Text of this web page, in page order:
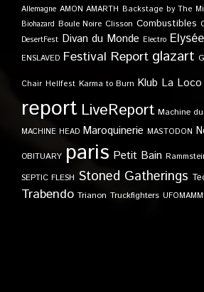
Allemagne AMON AMARTH Backstage by The
Biohazard Boule Noire Clisson Combustibles
DesertFest Divan du Monde Electro
ENSLAVED Festival Report glazart
Chair Hellfest Karma to Burn Klub La Loco
report LiveReport Machine
MACHINE HEAD Maroquinerie MASTODON
OBITUARY paris Petit Bain
SEPTIC FLESH Stoned Gatherings
Trabendo Trianon Truckfighters